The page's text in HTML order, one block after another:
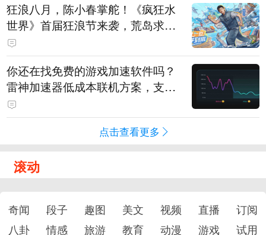
狂浪八月，陈小春掌舵！《疯狂水
世界》首届狂浪节来袭，荒岛求生
直播即将开启
你还在找免费的游戏加速软件吗？
雷神加速器低成本联机方案，支持
免费试用
点击查看更多
滚动
奇闻 段子 趣图 美文 视频 直播
订阅
八卦
情感 旅游 教育 动漫 游戏 试用